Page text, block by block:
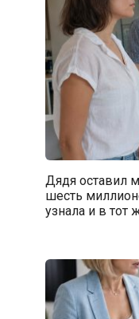
Дядя оставил
шесть
узнала и в тот